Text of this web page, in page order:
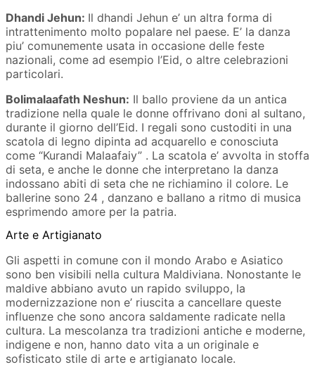
Dhandi Jehun: Il dhandi Jehun e’ un altra forma di
intrattenimento molto popalare nel paese. E’ la danza
piu’ comunemente usata in occasione delle feste
nazionali, come ad esempio l’Eid, o altre celebrazioni
particolari.
Bolimalaafath Neshun: Il ballo proviene da un antica
tradizione nella quale le donne offrivano doni al sultano,
durante il giorno dell’Eid. I regali sono custoditi in una
scatola di legno dipinta ad acquarello e conosciuta
come “Kurandi Malaafaiy” . La scatola e’ avvolta in stoffa
di seta, e anche le donne che interpretano la danza
indossano abiti di seta che ne richiamino il colore. Le
ballerine sono 24 , danzano e ballano a ritmo di musica
esprimendo amore per la patria.
Arte e Artigianato
Gli aspetti in comune con il mondo Arabo e Asiatico
sono ben visibili nella cultura Maldiviana. Nonostante le
maldive abbiano avuto un rapido sviluppo, la
modernizzazione non e’ riuscita a cancellare queste
influenze che sono ancora saldamente radicate nella
cultura. La mescolanza tra tradizioni antiche e moderne,
indigene e non, hanno dato vita a un originale e
sofisticato stile di arte e artigianato locale.